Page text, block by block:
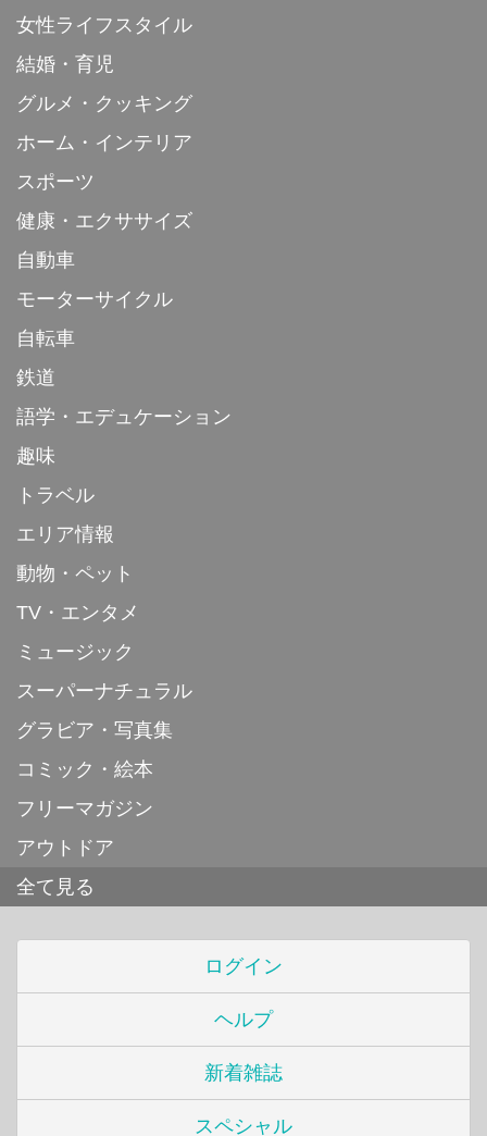
女性ライフスタイル
結婚・育児
グルメ・クッキング
ホーム・インテリア
スポーツ
健康・エクササイズ
自動車
モーターサイクル
自転車
鉄道
語学・エデュケーション
趣味
トラベル
エリア情報
動物・ペット
TV・エンタメ
ミュージック
スーパーナチュラル
グラビア・写真集
コミック・絵本
フリーマガジン
アウトドア
全て見る
ログイン
ヘルプ
新着雑誌
スペシャル